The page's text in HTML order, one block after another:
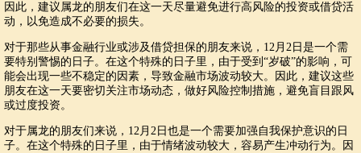
因此，建议属龙的朋友们在这一天尽量避免进行高风险的投资或借贷活
动，以免造成不必要的损失。
对于那些从事金融行业或涉及借贷担保的朋友来说，12月2日是一个需
要特别警惕的日子。在这个特殊的日子里，由于受到“岁破”的影响，可
能会出现一些不稳定的因素，导致金融市场波动较大。因此，建议这些
朋友在这一天要密切关注市场动态，做好风险控制措施，避免盲目跟风
或过度投资。
对于属龙的朋友们来说，12月2日也是一个需要加强自我保护意识的日
子。在这个特殊的日子里，由于情绪波动较大，容易产生冲动行为。因